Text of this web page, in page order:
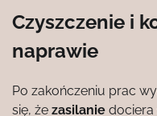
Czyszczenie i
naprawie
Po zakończeniu prac
się, że zasilanie dociera